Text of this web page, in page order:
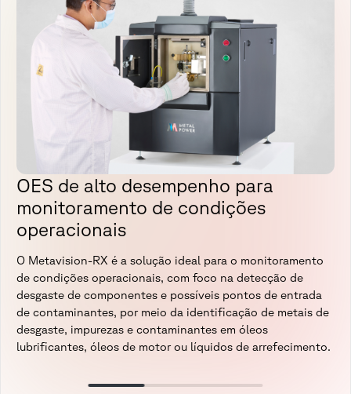
OES de alto desempenho para
monitoramento de condições
operacionais
O Metavision-RX é a solução ideal para o monitoramento
de condições operacionais, com foco na detecção de
desgaste de componentes e possíveis pontos de entrada
de contaminantes, por meio da identificação de metais de
desgaste, impurezas e contaminantes em óleos
lubrificantes, óleos de motor ou líquidos de arrefecimento.